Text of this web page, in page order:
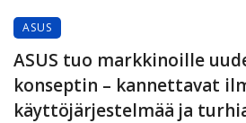
ASUS
ASUS tuo markkinoille
konseptin – kannettavat
käyttöjärjestelmää ja